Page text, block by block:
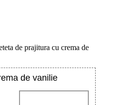
de prajitura cu crema de
de vanilie